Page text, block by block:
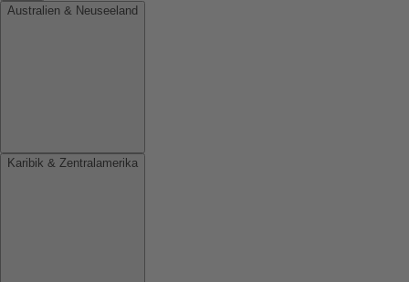
Australien & Neuseeland
Karibik & Zentralamerika